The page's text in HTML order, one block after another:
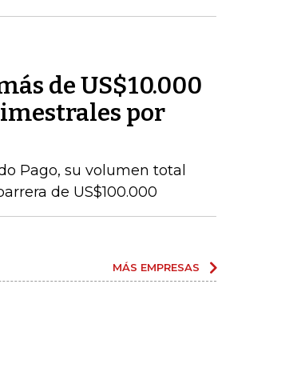
de US$10.000
por
Pago, su volumen total
de US$100.000
MÁS EMPRESAS